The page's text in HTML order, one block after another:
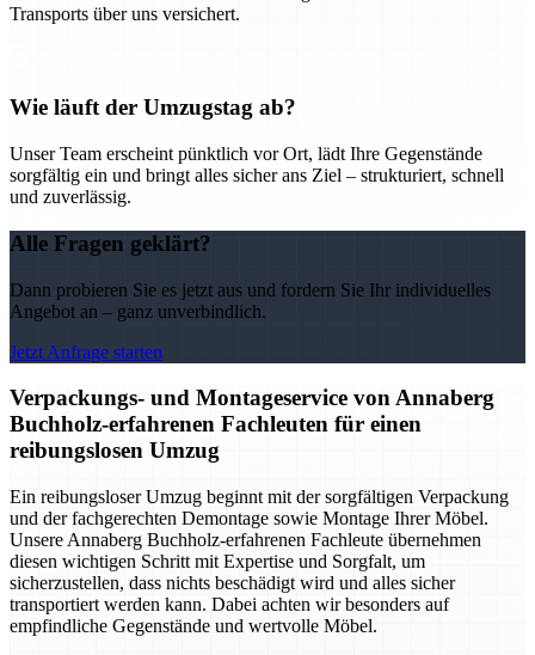
Transports über uns versichert.
Wie läuft der Umzugstag ab?
Unser Team erscheint pünktlich vor Ort, lädt Ihre Gegenstände
sorgfältig ein und bringt alles sicher ans Ziel – strukturiert, schnell
und zuverlässig.
Alle Fragen geklärt?
Dann probieren Sie es jetzt aus und fordern Sie Ihr individuelles
Angebot an – ganz unverbindlich.
Jetzt Anfrage starten
Verpackungs- und Montageservice von Annaberg
Buchholz-erfahrenen Fachleuten für einen
reibungslosen Umzug
Ein reibungsloser Umzug beginnt mit der sorgfältigen Verpackung
und der fachgerechten Demontage sowie Montage Ihrer Möbel.
Unsere Annaberg Buchholz-erfahrenen Fachleute übernehmen
diesen wichtigen Schritt mit Expertise und Sorgfalt, um
sicherzustellen, dass nichts beschädigt wird und alles sicher
transportiert werden kann. Dabei achten wir besonders auf
empfindliche Gegenstände und wertvolle Möbel.